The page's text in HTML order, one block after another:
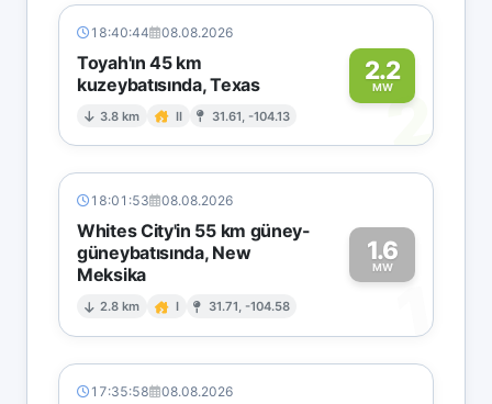
18:40:44 08.08.2026
Toyah'ın 45 km
kuzeybatısında, Texas
3.8 km II 31.61, -104.13
2.2
MW2
18:01:53 08.08.2026
Whites City'in 55 km güney-
güneybatısında, New
Meksika
2.8 km I 31.71, -104.58
1.6
MW
1
17:35:58 08.08.2026